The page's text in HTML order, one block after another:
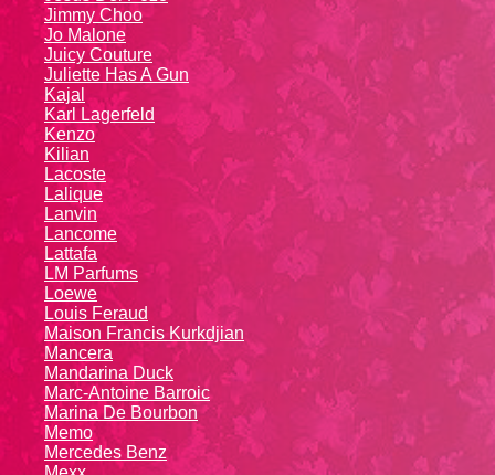
Jimmy Choo
Jo Malone
Juicy Couture
Juliette Has A Gun
Kajal
Karl Lagerfeld
Kenzo
Kiliаn
Lacoste
Lalique
Lanvin
Lanсоmе
Lattafa
LM Parfums
Loewe
Louis Feraud
Maison Francis Kurkdjian
Mancera
Mandarina Duck
Marc-Antoine Barroic
Marina De Bourbon
Memo
Mercedes Benz